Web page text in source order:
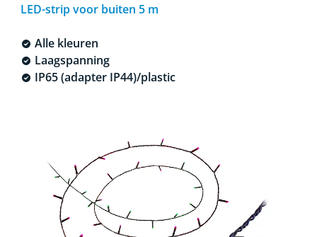
LED-strip voor buiten 5 m
Alle kleuren
Laagspanning
IP65 (adapter IP44)/plastic